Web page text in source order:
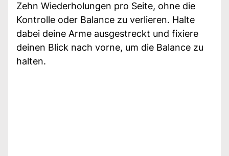
Zehn Wiederholungen pro Seite, ohne die
Kontrolle oder Balance zu verlieren. Halte
dabei deine Arme ausgestreckt und fixiere
deinen Blick nach vorne, um die Balance zu
halten.